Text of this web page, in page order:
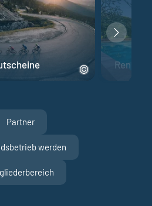
Partner
werden